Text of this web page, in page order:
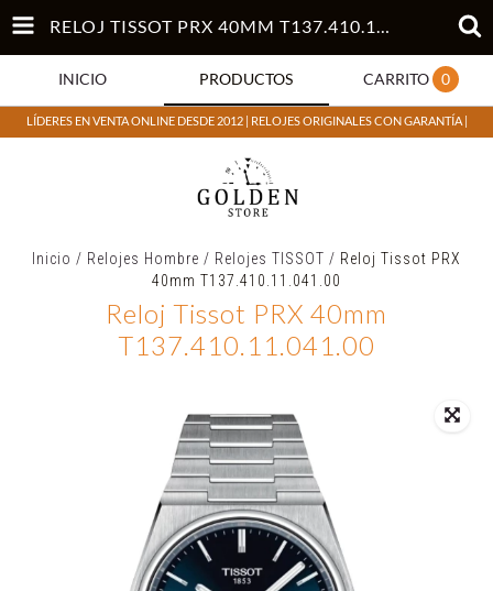
RELOJ TISSOT PRX 40MM T137.410.11.041.00
INICIO PRODUCTOS CARRITO 0
LÍDERES EN VENTA ONLINE DESDE 2012 | RELOJES ORIGINALES CON GARANTÍA |
Inicio / Relojes Hombre / Relojes TISSOT / Reloj Tissot PRX
40mm T137.410.11.041.00
Reloj Tissot PRX 40mm
T137.410.11.041.00